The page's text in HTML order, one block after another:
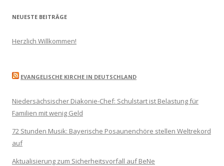
NEUESTE BEITRÄGE
Herzlich Willkommen!
EVANGELISCHE KIRCHE IN DEUTSCHLAND
Niedersächsischer Diakonie-Chef: Schulstart ist Belastung für
Familien mit wenig Geld
72 Stunden Musik: Bayerische Posaunenchöre stellen Weltrekord
auf
Aktualisierung zum Sicherheitsvorfall auf BeNe